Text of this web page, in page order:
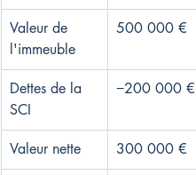
Valeur de
l'immeuble
500 000 €
Dettes de la
SCI
−200 000 €
Valeur nette 300 000 €